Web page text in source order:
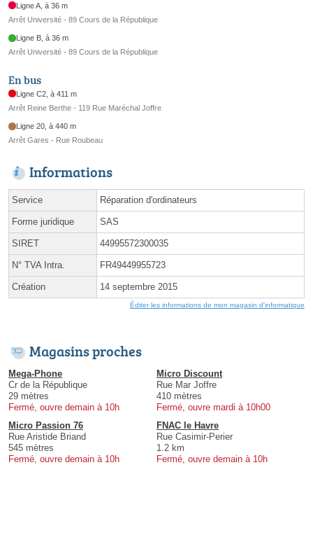
Ligne A, à 36 m
Arrêt Université - 89 Cours de la République
Ligne B, à 36 m
Arrêt Université - 89 Cours de la République
En bus
Ligne C2, à 411 m
Arrêt Reine Berthe - 119 Rue Maréchal Joffre
Ligne 20, à 440 m
Arrêt Gares - Rue Roubeau
Informations
Service Réparation d'ordinateurs
Forme juridique SAS
SIRET 44995572300035
N° TVA Intra. FR49449955723
Création 14 septembre 2015
Éditer les informations de mon magasin d'informatique
Magasins proches
Mega-Phone
Cr de la République
29 mètres
Fermé, ouvre demain à 10h
Micro Discount
Rue Mar Joffre
410 mètres
Fermé, ouvre mardi à 10h00
Micro Passion 76
Rue Aristide Briand
545 mètres
Fermé, ouvre demain à 10h
FNAC le Havre
Rue Casimir-Perier
1.2 km
Fermé, ouvre demain à 10h